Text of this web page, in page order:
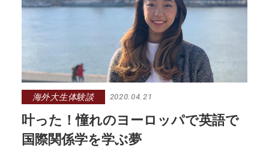
海外大生体験談 2020.04.21
叶った！憧れのヨーロッパで英語で
国際関係学を学ぶ夢